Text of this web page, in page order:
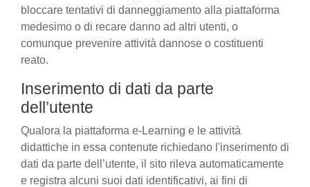
bloccare tentativi di danneggiamento alla piattaforma
medesimo o di recare danno ad altri utenti, o
comunque prevenire attività dannose o costituenti
reato.
Inserimento di dati da parte
dell’utente
Qualora la piattaforma e-Learning e le attività
didattiche in essa contenute richiedano l'inserimento di
dati da parte dell’utente, il sito rileva automaticamente
e registra alcuni suoi dati identificativi, ai fini di